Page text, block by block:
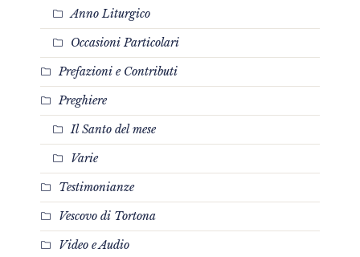
Anno Liturgico
Occasioni Particolari
Prefazioni e Contributi
Preghiere
Il Santo del mese
Varie
Testimonianze
Vescovo di Tortona
Video e Audio